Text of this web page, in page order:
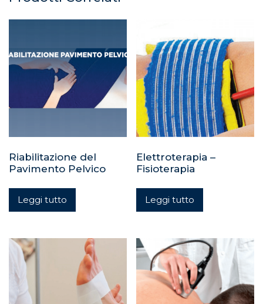
Riabilitazione del
Pavimento Pelvico
Leggi tutto
Elettroterapia –
Fisioterapia
Leggi tutto